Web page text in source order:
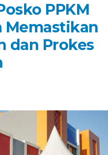
PPKM
Memastikan
dan Prokes